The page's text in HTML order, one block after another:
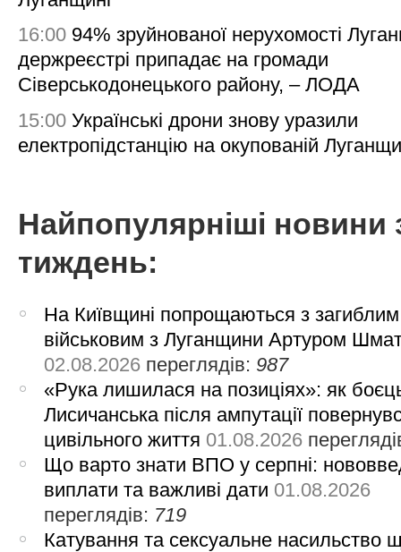
16:00 94% зруйнованої нерухомості
держреєстрі припадає на громади
Сіверськодонецького району, – ЛОДА
15:00 Українські дрони знову уразили
електропідстанцію на окупованій
Найпопулярніші новини
тиждень:
На Київщині попрощаються з загиблим
військовим з Луганщини Артуром
02.08.2026 переглядів: 987
«Рука лишилася на позиціях»: як
Лисичанська після ампутації
цивільного життя 01.08.2026
Що варто знати ВПО у серпні:
виплати та важливі дати 01.08.2026
переглядів: 719
Катування та сексуальне насильство